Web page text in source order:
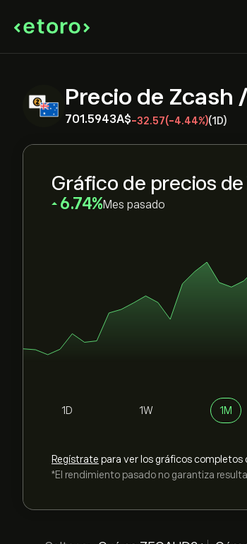
Precio de Zcash
701.5943‎A$‎-32.57(-4.44%)(1D)
Gráfico de precios de
‎6.74‎ Mes pasado
1D 1W 1M
Regístrate para ver los gráficos completos
*El rendimiento pasado no garantiza